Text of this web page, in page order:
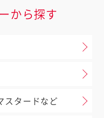
から探す
スタードなど